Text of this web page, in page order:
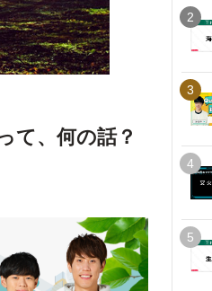
て、何の話？
2
3
4
5